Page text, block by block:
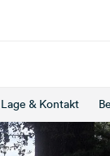
Lage & Kontakt